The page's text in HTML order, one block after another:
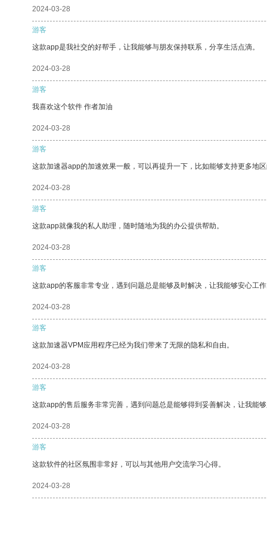
2024-03-28
游客
这款app是我社交的好帮手，让我能够与朋友保持联系，分享生活点滴。
2024-03-28
游客
我喜欢这个软件 作者加油
2024-03-28
游客
这款加速器app的加速效果一般，可以再提升一下，比如能够支持更多地区
2024-03-28
游客
这款app就像我的私人助理，随时随地为我的办公提供帮助。
2024-03-28
游客
这款app的客服非常专业，遇到问题总是能够及时解决，让我能够安心工作
2024-03-28
游客
这款加速器VPM应用程序已经为我们带来了无限的隐私和自由。
2024-03-28
游客
这款app的售后服务非常完善，遇到问题总是能够得到妥善解决，让我能够
2024-03-28
游客
这款软件的社区氛围非常好，可以与其他用户交流学习心得。
2024-03-28